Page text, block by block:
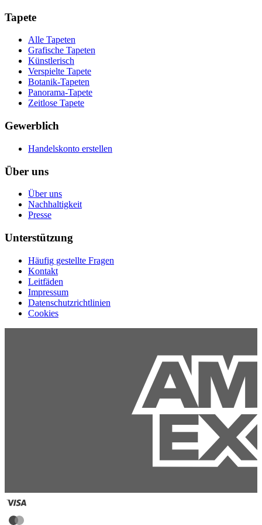
Tapete
Alle Tapeten
Grafische Tapeten
Künstlerisch
Verspielte Tapete
Botanik-Tapeten
Panorama-Tapete
Zeitlose Tapete
Gewerblich
Handelskonto erstellen
Über uns
Über uns
Nachhaltigkeit
Presse
Unterstützung
Häufig gestellte Fragen
Kontakt
Leitfäden
Impressum
Datenschutzrichtlinien
Cookies